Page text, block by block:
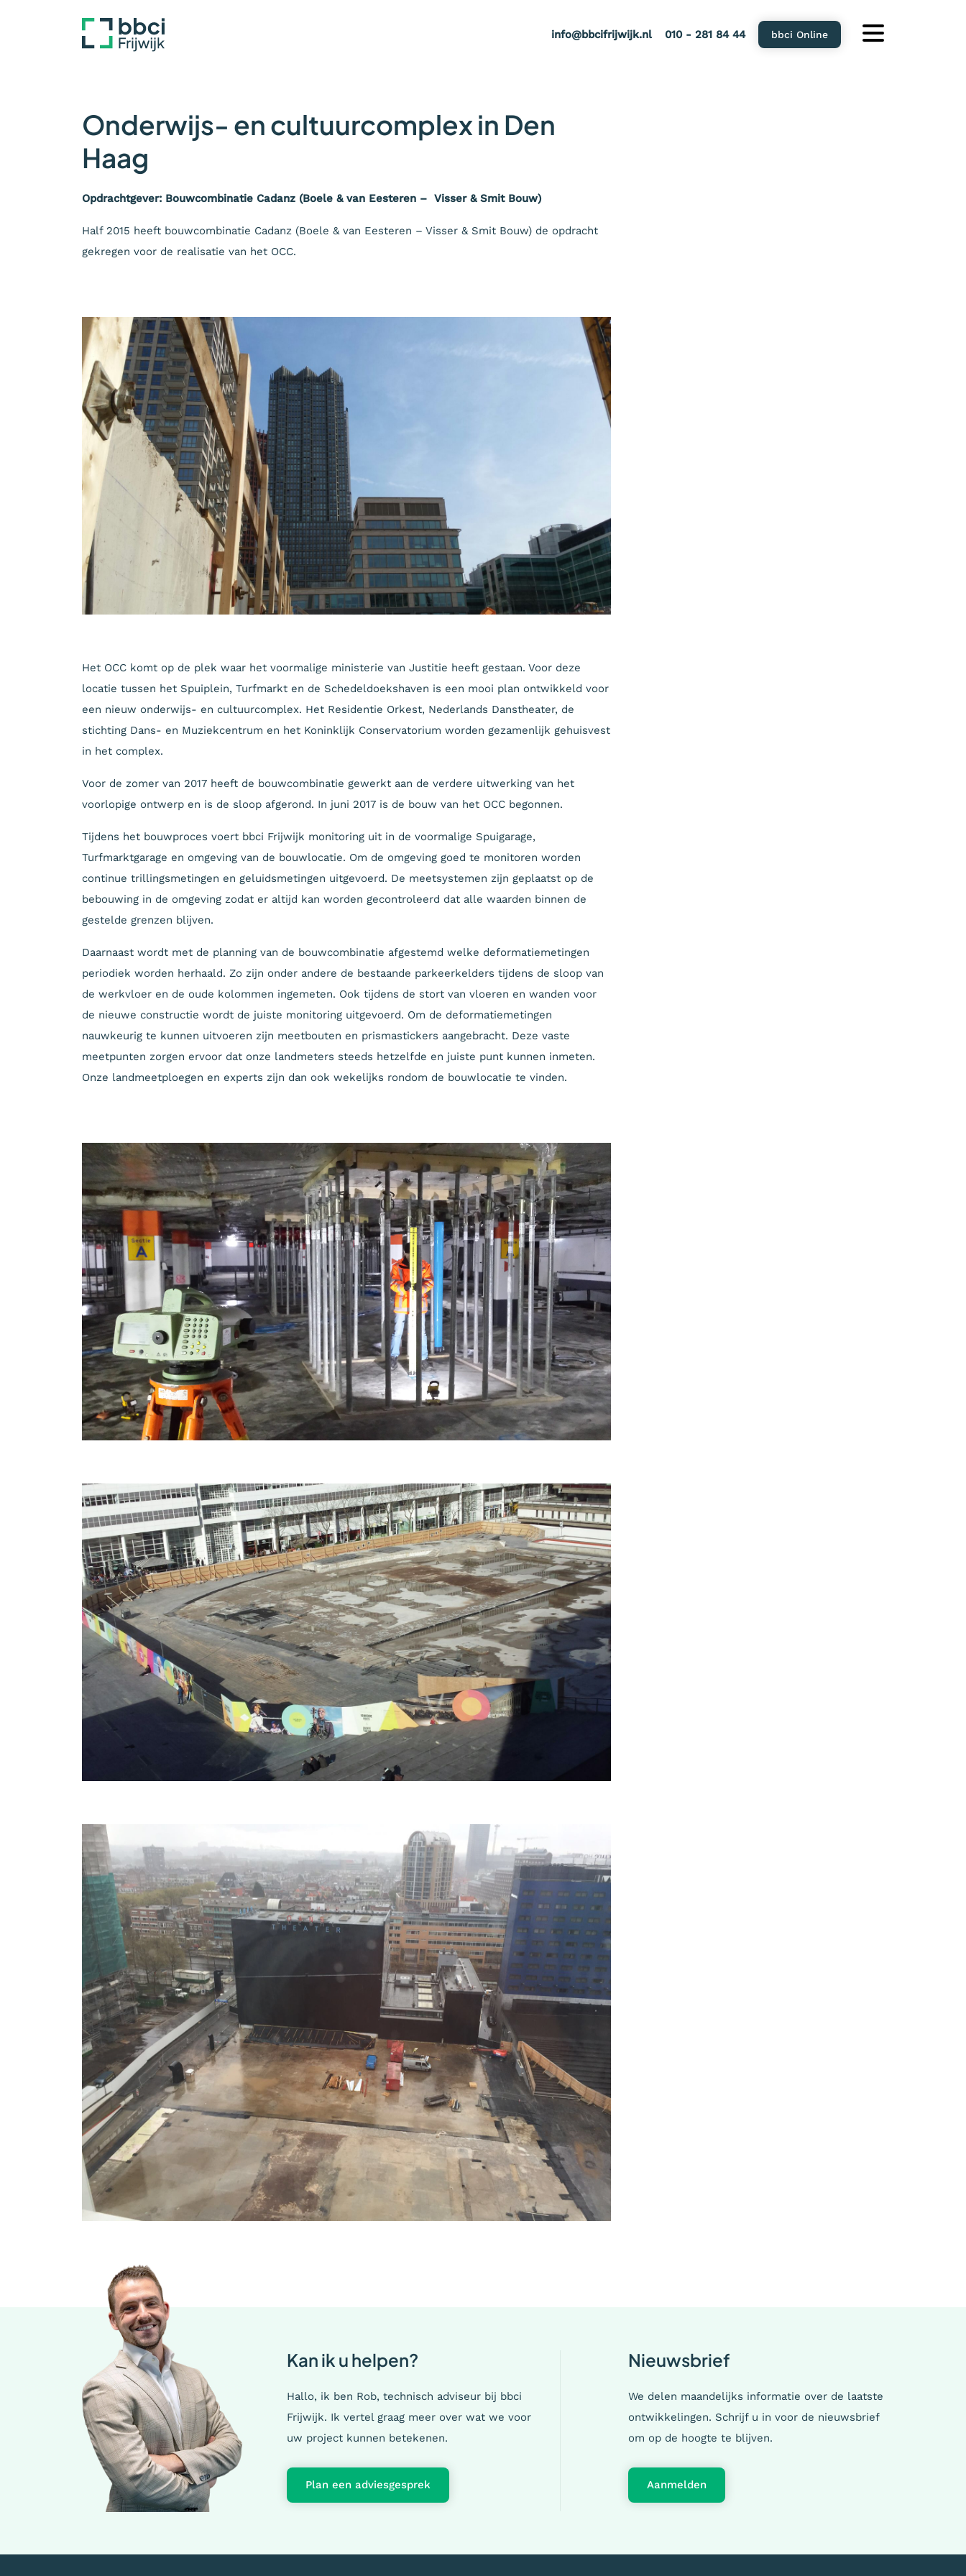
info@bbcifrijwijk.nl 010 - 281 84 44 bbci Online
Onderwijs- en cultuurcomplex in Den
Haag
Opdrachtgever: Bouwcombinatie Cadanz (Boele & van Eesteren – Visser & Smit Bouw)
Half 2015 heeft bouwcombinatie Cadanz (Boele & van Eesteren – Visser & Smit Bouw) de opdracht
gekregen voor de realisatie van het OCC.
Het OCC komt op de plek waar het voormalige ministerie van Justitie heeft gestaan. Voor deze
locatie tussen het Spuiplein, Turfmarkt en de Schedeldoekshaven is een mooi plan ontwikkeld voor
een nieuw onderwijs- en cultuurcomplex. Het Residentie Orkest, Nederlands Danstheater, de
stichting Dans- en Muziekcentrum en het Koninklijk Conservatorium worden gezamenlijk gehuisvest
in het complex.
Voor de zomer van 2017 heeft de bouwcombinatie gewerkt aan de verdere uitwerking van het
voorlopige ontwerp en is de sloop afgerond. In juni 2017 is de bouw van het OCC begonnen.
Tijdens het bouwproces voert bbci Frijwijk monitoring uit in de voormalige Spuigarage,
Turfmarktgarage en omgeving van de bouwlocatie. Om de omgeving goed te monitoren worden
continue trillingsmetingen en geluidsmetingen uitgevoerd. De meetsystemen zijn geplaatst op de
bebouwing in de omgeving zodat er altijd kan worden gecontroleerd dat alle waarden binnen de
gestelde grenzen blijven.
Daarnaast wordt met de planning van de bouwcombinatie afgestemd welke deformatiemetingen
periodiek worden herhaald. Zo zijn onder andere de bestaande parkeerkelders tijdens de sloop van
de werkvloer en de oude kolommen ingemeten. Ook tijdens de stort van vloeren en wanden voor
de nieuwe constructie wordt de juiste monitoring uitgevoerd. Om de deformatiemetingen
nauwkeurig te kunnen uitvoeren zijn meetbouten en prismastickers aangebracht. Deze vaste
meetpunten zorgen ervoor dat onze landmeters steeds hetzelfde en juiste punt kunnen inmeten.
Onze landmeetploegen en experts zijn dan ook wekelijks rondom de bouwlocatie te vinden.
Kan ik u helpen?
Hallo, ik ben Rob, technisch adviseur bij bbci
Frijwijk. Ik vertel graag meer over wat we voor
uw project kunnen betekenen.
Plan een adviesgesprek
Nieuwsbrief
We delen maandelijks informatie over de laatste
ontwikkelingen. Schrijf u in voor de nieuwsbrief
om op de hoogte te blijven.
Aanmelden